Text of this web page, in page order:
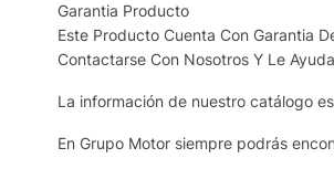
Garantia Producto
Este Producto Cuenta Con Garantia
Contactarse Con Nosotros Y Le
La información de nuestro catálogo
En Grupo Motor siempre podrás